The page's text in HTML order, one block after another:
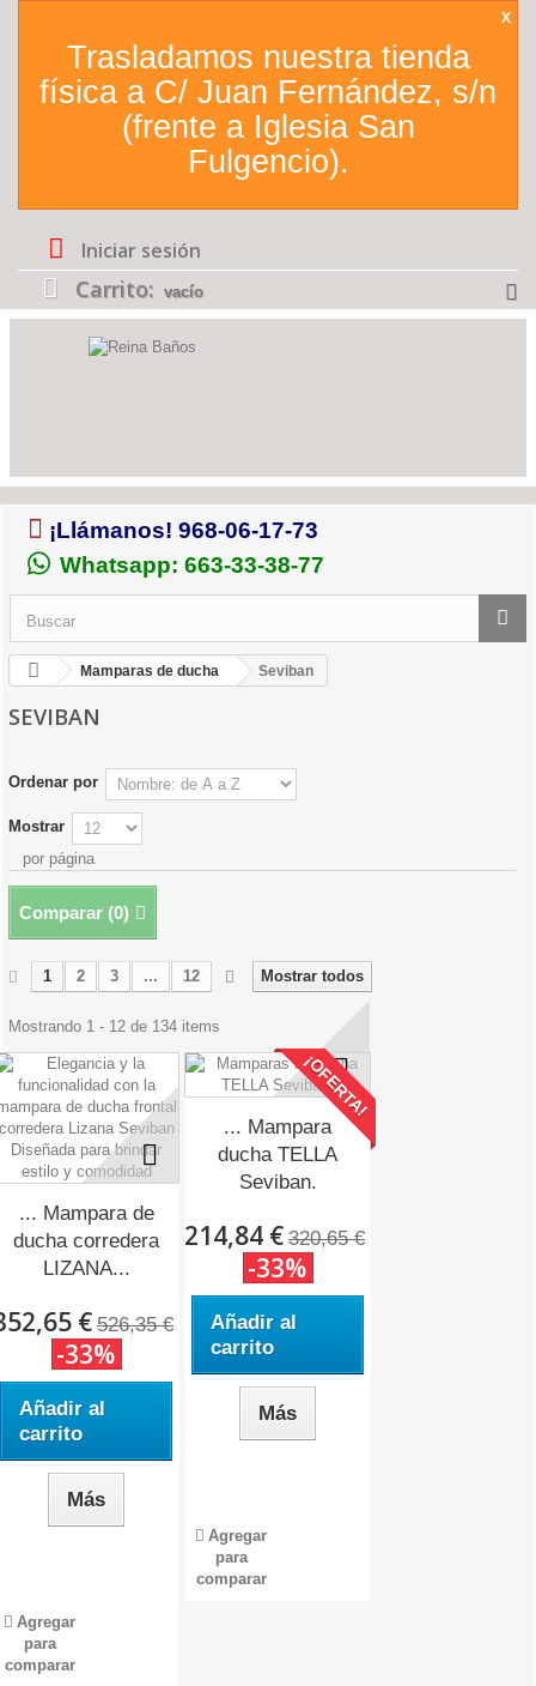
Trasladamos nuestra tienda
física a C/ Juan Fernández, s/n
(frente a Iglesia San
Fulgencio).
X
Iniciar sesión
Carrito: vacío
¡Llámanos! 968-06-17-73
Whatsapp: 663-33-38-77
Mamparas de ducha Seviban
SEVIBAN
Ordenar por
Mostrar
por página
Comparar (0)
Mostrar todos
1 2 3 ... 12
Mostrando 1 - 12 de 134 items
... Mampara de
ducha corredera
LIZANA...
€ 526,35 €
-33%
Añadir al
carrito
Más
Agregar
para
comparar
¡OFERTA!
... Mampara
ducha TELLA
Seviban.
214,84 € 320,65 €
-33%
Añadir al
carrito
Más
Agregar
para
comparar